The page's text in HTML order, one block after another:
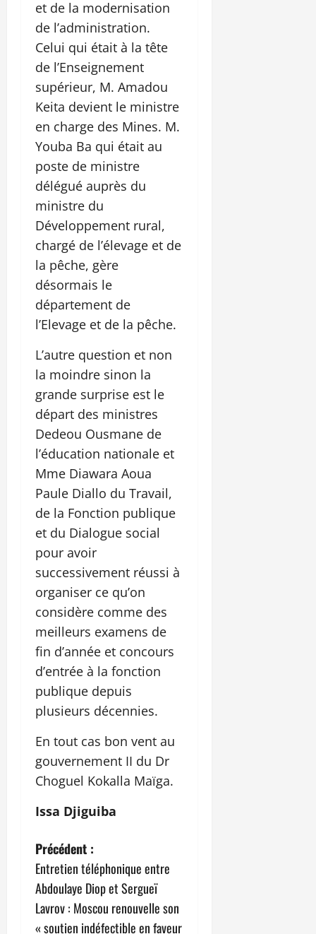
et de la modernisation
de l’administration.
Celui qui était à la tête
de l’Enseignement
supérieur, M. Amadou
Keita devient le ministre
en charge des Mines. M.
Youba Ba qui était au
poste de ministre
délégué auprès du
ministre du
Développement rural,
chargé de l’élevage et de
la pêche, gère
désormais le
département de
l’Elevage et de la pêche.
L’autre question et non
la moindre sinon la
grande surprise est le
départ des ministres
Dedeou Ousmane de
l’éducation nationale et
Mme Diawara Aoua
Paule Diallo du Travail,
de la Fonction publique
et du Dialogue social
pour avoir
successivement réussi à
organiser ce qu’on
considère comme des
meilleurs examens de
fin d’année et concours
d’entrée à la fonction
publique depuis
plusieurs décennies.
En tout cas bon vent au
gouvernement II du Dr
Choguel Kokalla Maïga.
Issa Djiguiba
N
a
v
Précédent :
Entretien téléphonique entre
Abdoulaye Diop et Sergueï
Lavrov : Moscou renouvelle son
« soutien indéfectible en faveur